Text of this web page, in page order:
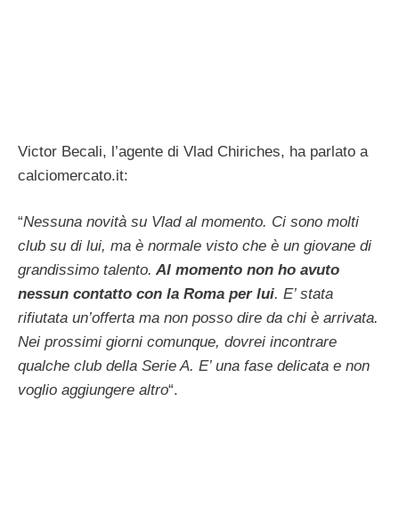
Victor Becali, l’agente di Vlad Chiriches, ha parlato a
calciomercato.it:
“Nessuna novità su Vlad al momento. Ci sono molti
club su di lui, ma è normale visto che è un giovane di
grandissimo talento. Al momento non ho avuto
nessun contatto con la Roma per lui. E’ stata
rifiutata un’offerta ma non posso dire da chi è arrivata.
Nei prossimi giorni comunque, dovrei incontrare
qualche club della Serie A. E’ una fase delicata e non
voglio aggiungere altro“.